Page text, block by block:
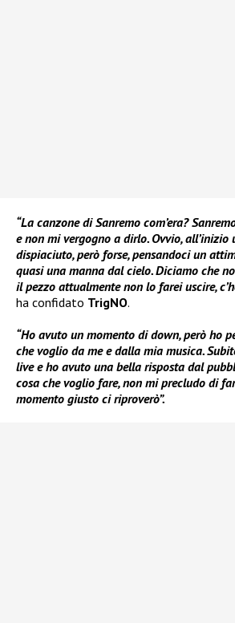
“La canzone di Sanremo com’era?
e non mi vergogno a dirlo. Ovvio, all’inizio
dispiaciuto, però forse, pensandoci un
quasi una manna dal cielo. Diciamo che
il pezzo attualmente non lo farei uscire,
ha confidato TrigNO.
“Ho avuto un momento di down, però ho
che voglio da me e dalla mia musica.
live e ho avuto una bella risposta dal
cosa che voglio fare, non mi precludo di
momento giusto ci riproverò”.